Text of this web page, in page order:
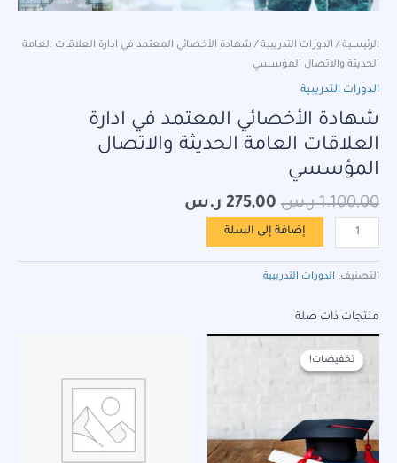
الرئيسية / الدورات التدريبية / شهادة الأخصائي المعتمد في ادارة العلاقات العامة
الحديثة والاتصال المؤسسي
الدورات التدريبية
شهادة الأخصائي المعتمد في ادارة
العلاقات العامة الحديثة والاتصال
المؤسسي
1.100,00 ر.س 275,00 ر.س
إضافة إلى السلة
التصنيف: الدورات التدريبية
منتجات ذات صلة
تخفيضات!
تخفيضات!
الأصلي
هو: